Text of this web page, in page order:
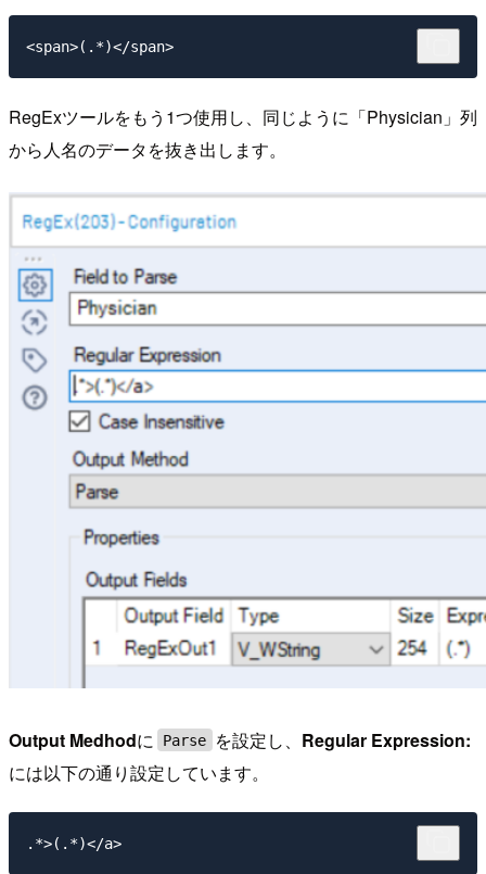
<span>(.*)</span>
RegExツールをもう1つ使用し、同じように「Physician」列
から人名のデータを抜き出します。
Output Medhodに Parse を設定し、 Regular Expression:
には以下の通り設定しています。
.*>(.*)</a>